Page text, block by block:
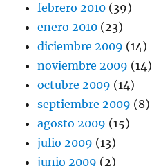
febrero 2010 (39)
enero 2010 (23)
diciembre 2009 (14)
noviembre 2009 (14)
octubre 2009 (14)
septiembre 2009 (8)
agosto 2009 (15)
julio 2009 (13)
junio 2009 (2)